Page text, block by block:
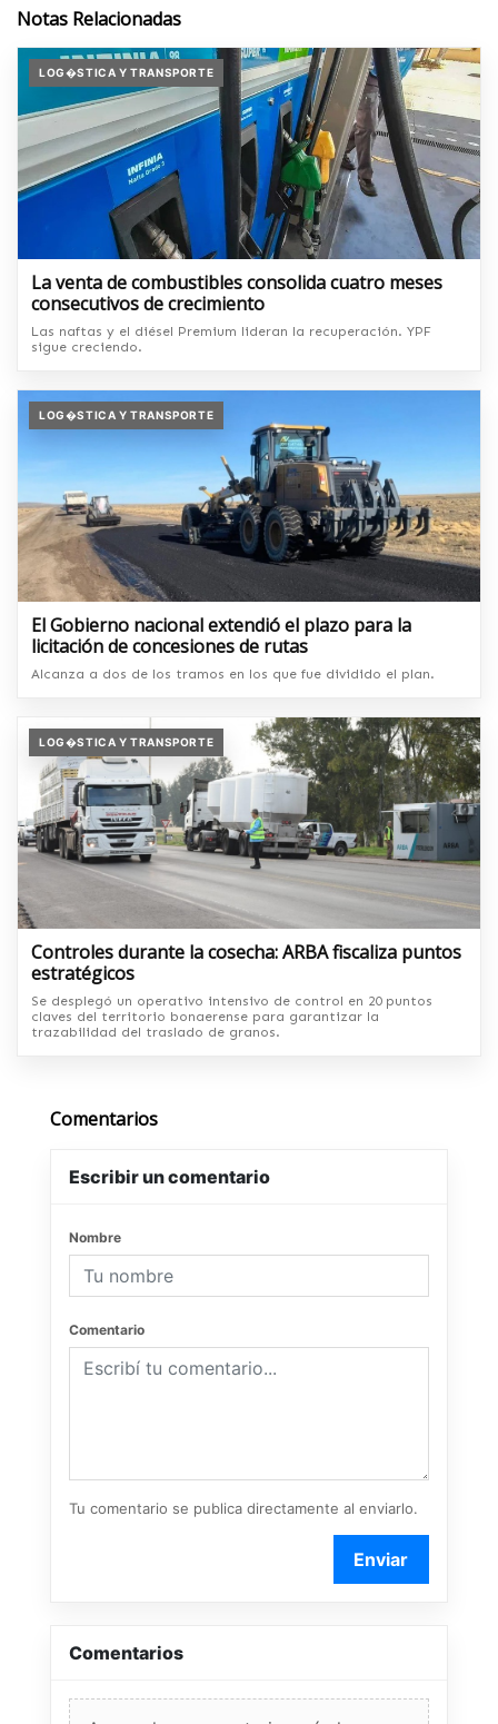
Notas Relacionadas
LOG�STICA Y TRANSPORTE
La venta de combustibles consolida cuatro meses
consecutivos de crecimiento
Las naftas y el diésel Premium lideran la recuperación. YPF
sigue creciendo.
LOG�STICA Y TRANSPORTE
El Gobierno nacional extendió el plazo para la
licitación de concesiones de rutas
Alcanza a dos de los tramos en los que fue dividido el plan.
LOG�STICA Y TRANSPORTE
Controles durante la cosecha: ARBA fiscaliza puntos
estratégicos
Se desplegó un operativo intensivo de control en 20 puntos
claves del territorio bonaerense para garantizar la
trazabilidad del traslado de granos.
Comentarios
Escribir un comentario
Nombre
Comentario
Tu comentario se publica directamente al enviarlo.
Enviar
Comentarios